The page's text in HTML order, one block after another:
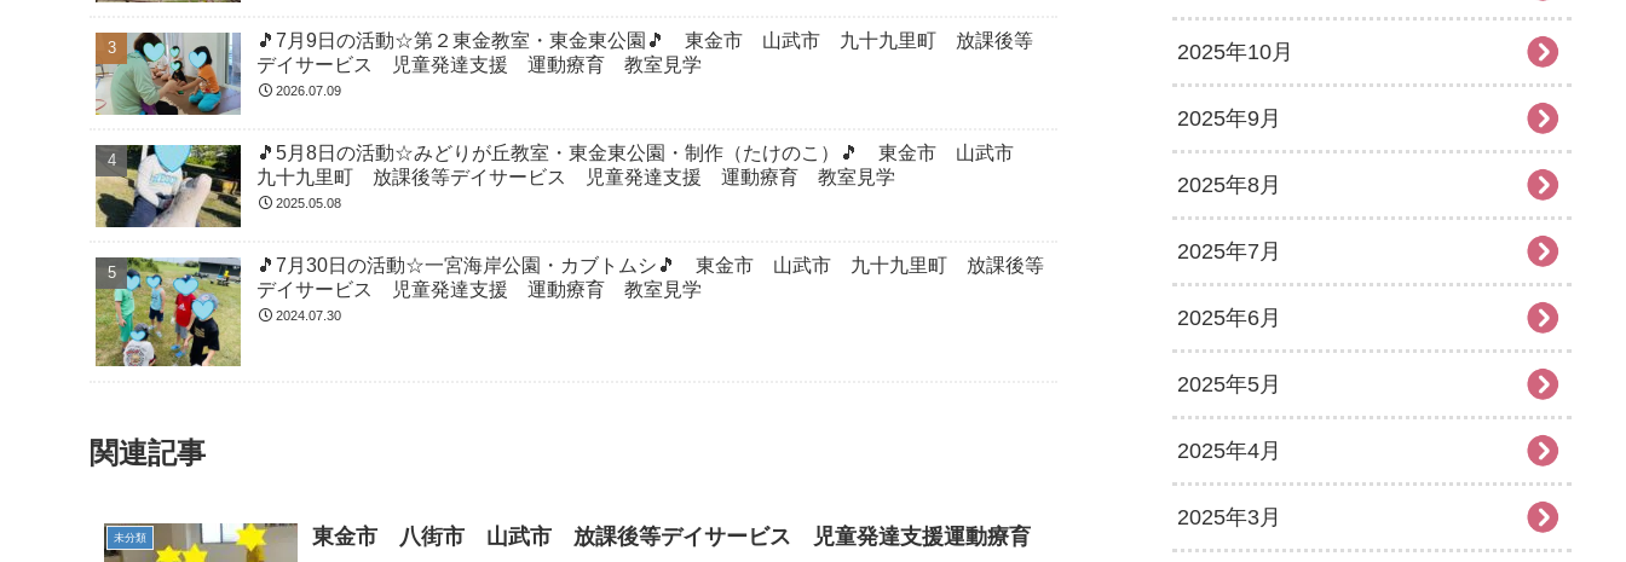
🎵7月9日の活動☆第２東金教室・東金東公園🎵 東金市 山武市 九十九里町 放課後等
デイサービス 児童発達支援 運動療育 教室見学
2026.07.09
🎵5月8日の活動☆みどりが丘教室・東金東公園・制作（たけのこ）🎵 東金市 山武市
九十九里町 放課後等デイサービス 児童発達支援 運動療育 教室見学
2025.05.08
🎵7月30日の活動☆一宮海岸公園・カブトムシ🎵 東金市 山武市 九十九里町 放課後等
デイサービス 児童発達支援 運動療育 教室見学
2024.07.30
関連記事
未分類 東金市 八街市 山武市 放課後等デイサービス 児童発達支援運動療育
2025年10月
2025年9月
2025年8月
2025年7月
2025年6月
2025年5月
2025年4月
2025年3月